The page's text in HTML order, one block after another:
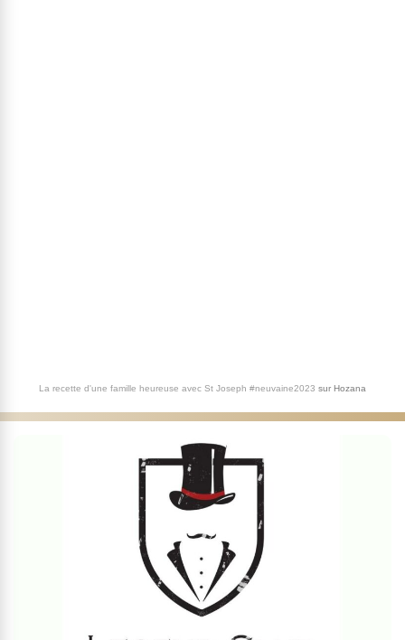
La recette d'une famille heureuse avec St Joseph #neuvaine2023 sur Hozana